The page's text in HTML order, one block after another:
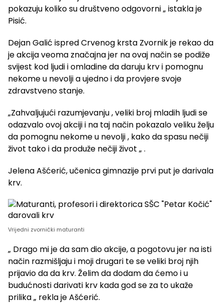
pokazuju koliko su društveno odgovorni „ istakla je
Pisić.
Dejan Galić ispred Crvenog krsta Zvornik je rekao da
je akcija veoma značajna jer na ovaj način se podiže
svijest kod ljudi i omladine da daruju krv i pomognu
nekome u nevolji a ujedno i da provjere svoje
zdravstveno stanje.
„Zahvaljujući razumjevanju , veliki broj mladih ljudi se
odazvalo ovoj akciji i na taj način pokazalo veliku želju
da pomognu nekome u nevolji , kako da spasu nečiji
život tako i da produže nečiji život „ .
Jelena Ašćerić, učenica gimnazije prvi put je darivala
krv.
Vrijedni zvornički maturanti
„ Drago mi je da sam dio akcije, a pogotovu jer na isti
način razmišljaju i moji drugari te se veliki broj njih
prijavio da da krv. Želim da dodam da ćemo i u
budućnosti darivati krv kada god se za to ukaže
prilika „ rekla je Ašćerić.